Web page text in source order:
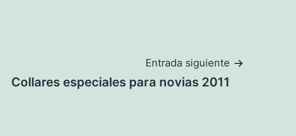
Entrada siguiente
Collares especiales para novias 2011